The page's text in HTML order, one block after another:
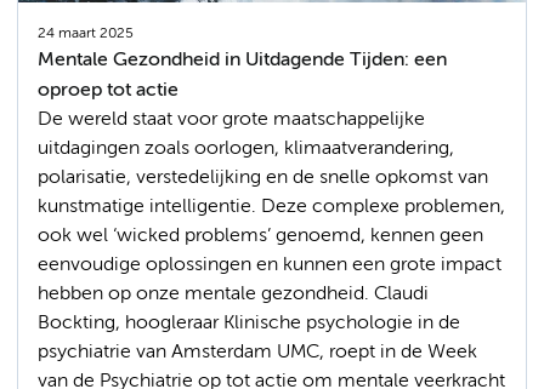
24 maart 2025
Mentale Gezondheid in Uitdagende Tijden: een
oproep tot actie
De wereld staat voor grote maatschappelijke
uitdagingen zoals oorlogen, klimaatverandering,
polarisatie, verstedelijking en de snelle opkomst van
kunstmatige intelligentie. Deze complexe problemen,
ook wel ‘wicked problems’ genoemd, kennen geen
eenvoudige oplossingen en kunnen een grote impact
hebben op onze mentale gezondheid. Claudi
Bockting, hoogleraar Klinische psychologie in de
psychiatrie van Amsterdam UMC, roept in de Week
van de Psychiatrie op tot actie om mentale veerkracht